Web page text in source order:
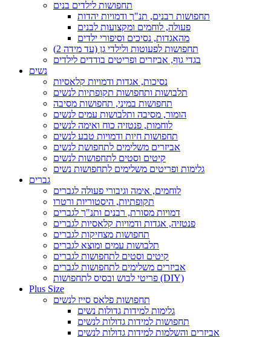
תחפושות לילדים בנים
תחפושות רבנים, תנ"ך ודמויות יהדות
פעולה, לוחמים ומקצועות לבנים
מהאגדות, נסיכים וסיפורי ילדים
תחפושות לפעוטות ולילדי גן (עד מידה 2)
בגדי גוף, אביזרים ופריטים בודדים לילדים
נשים
נסיכות, אגדות ודמויות קלאסיות
תלבושות ותחפושות תקופתיות לנשים
תחפושות במיני, תחפושות מסיבה
הומור, מסיבה ותלבושות עמים לנשים
לוחמות, פנטזיה כוח ואימה לנשים
תחפושות חיות ודמויות טבע לנשים
אביזרים משלימים לתחפושת לנשים
קיטים וסטים לתחפושות לנשים
גלימות ופריטים משלימים לתחפושות נשים
גברים
לוחמים, אימה וגיבורי פעולה לגברים
תקופתיות, היסטוריות ורטרו
דמויות מסורת, רבנים ותנ"ך לגברים
פנטזיה, אגדות ודמויות קלאסיות לגברים
תחפושות מצחיקות לגברים
תלבושות עמים ומוצא לגברים
קיטים וסטים לתחפושות לגברים
אביזרים משלימים לתחפושות לגברים
פריטי לבוש ובסיס לתחפושות (DIY)
Plus Size
תחפושות פלאס סייז לנשים
גלימות למידות גדולות נשים
תחפושות למידות גדולות לנשים
אביזרים והשלמות למידות גדולות לנשים